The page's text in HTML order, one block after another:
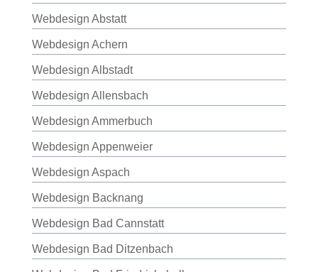
Webdesign Abstatt
Webdesign Achern
Webdesign Albstadt
Webdesign Allensbach
Webdesign Ammerbuch
Webdesign Appenweier
Webdesign Aspach
Webdesign Backnang
Webdesign Bad Cannstatt
Webdesign Bad Ditzenbach